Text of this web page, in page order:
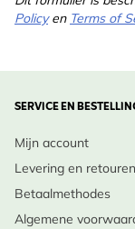
Policyen Terms of
SERVICE EN
Mijn account
Levering en retouren
Betaalmethodes
Algemene